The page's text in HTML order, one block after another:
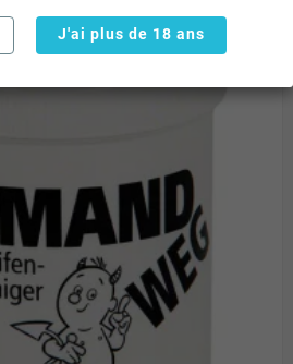
J'ai plus de 18 ans